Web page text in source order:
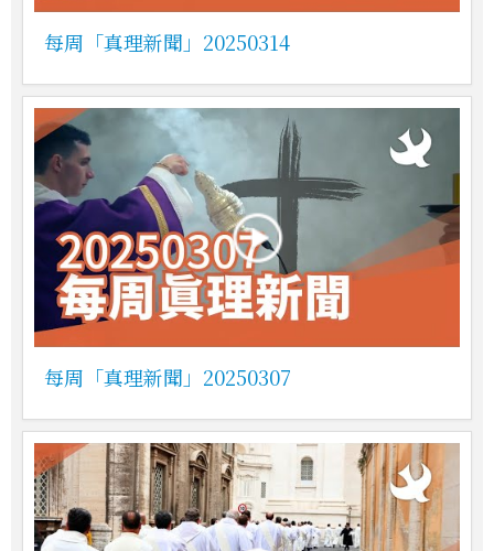
每周「真理新聞」20250314
每周「真理新聞」20250307